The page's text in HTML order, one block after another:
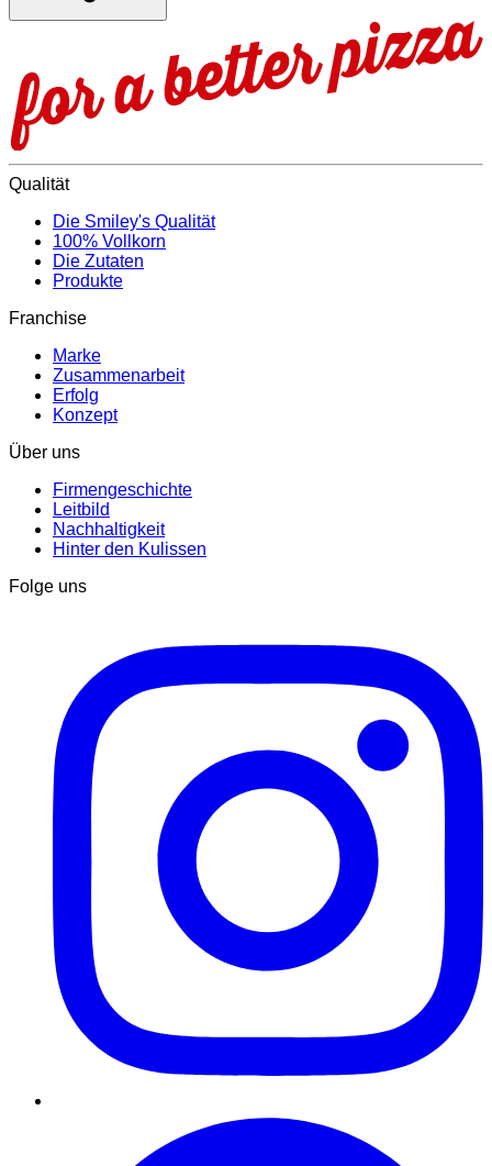
Qualität
Die Smiley's Qualität
100% Vollkorn
Die Zutaten
Produkte
Franchise
Marke
Zusammenarbeit
Erfolg
Konzept
Über uns
Firmengeschichte
Leitbild
Nachhaltigkeit
Hinter den Kulissen
Folge uns